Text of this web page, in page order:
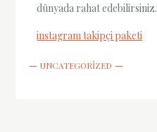
dünyada rahat edebilirsiniz.
instagram takipçi paketi
UNCATEGORIZED